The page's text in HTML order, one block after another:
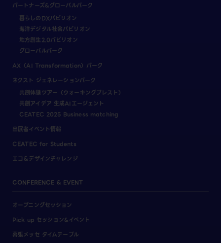
パートナーズ&グローバルパーク
暮らしのDXパビリオン
海洋デジタル社会パビリオン
地方創生2.0パビリオン
グローバルパーク
AX（AI Transformation）パーク
ネクスト ジェネレーションパーク
共創体験ツアー（ウォーキングブレスト）
共創アイデア 生成AIエージェント
CEATEC 2025 Business matching
出展者イベント情報
CEATEC for Students
エコ＆デザインチャレンジ
CONFERENCE & EVENT
オープニングセッション
Pick up セッション&イベント
幕張メッセ タイムテーブル